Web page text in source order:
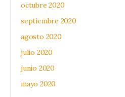
octubre 2020
septiembre 2020
agosto 2020
julio 2020
junio 2020
mayo 2020